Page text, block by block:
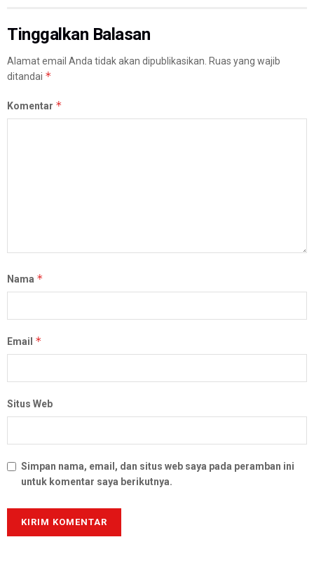
Tinggalkan Balasan
Alamat email Anda tidak akan dipublikasikan. Ruas yang wajib
ditandai *
Komentar *
Nama *
Email *
Situs Web
Simpan nama, email, dan situs web saya pada peramban ini
untuk komentar saya berikutnya.